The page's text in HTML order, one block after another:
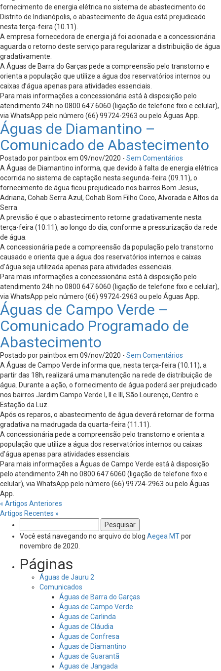
fornecimento de energia elétrica no sistema de abastecimento do
Distrito de Indianópolis, o abastecimento de água está prejudicado
nesta terça-feira (10.11).
A empresa fornecedora de energia já foi acionada e a concessionária
aguarda o retorno deste serviço para regularizar a distribuição de água
gradativamente.
A Águas de Barra do Garças pede a compreensão pelo transtorno e
orienta a população que utilize a água dos reservatórios internos ou
caixas d’água apenas para atividades essenciais.
Para mais informações a concessionária está à disposição pelo
atendimento 24h no 0800 647 6060 (ligação de telefone fixo e celular),
via WhatsApp pelo número (66) 99724-2963 ou pelo Águas App.
Águas de Diamantino –
Comunicado de Abastecimento
Postado por paintbox em 09/nov/2020 - Sem Comentários
A Águas de Diamantino informa, que devido à falta de energia elétrica
ocorrida no sistema de captação nesta segunda-feira (09.11), o
fornecimento de água ficou prejudicado nos bairros Bom Jesus,
Adriana, Cohab Serra Azul, Cohab Bom Filho Coco, Alvorada e Altos da
Serra.
A previsão é que o abastecimento retorne gradativamente nesta
terça-feira (10.11), ao longo do dia, conforme a pressurização da rede
de água.
A concessionária pede a compreensão da população pelo transtorno
causado e orienta que a água dos reservatórios internos e caixas
d’água seja utilizada apenas para atividades essenciais.
Para mais informações a concessionária está à disposição pelo
atendimento 24h no 0800 647 6060 (ligação de telefone fixo e celular),
via WhatsApp pelo número (66) 99724-2963 ou pelo Águas App.
Águas de Campo Verde –
Comunicado Programado de
Abastecimento
Postado por paintbox em 09/nov/2020 - Sem Comentários
A Águas de Campo Verde informa que, nesta terça-feira (10.11), a
partir das 18h, realizará uma manutenção na rede de distribuição de
água. Durante a ação, o fornecimento de água poderá ser prejudicado
nos bairros Jardim Campo Verde I, II e III, São Lourenço, Centro e
Estação da Luz.
Após os reparos, o abastecimento de água deverá retornar de forma
gradativa na madrugada da quarta-feira (11.11).
A concessionária pede a compreensão pelo transtorno e orienta a
população que utilize a água dos reservatórios internos ou caixas
d’água apenas para atividades essenciais.
Para mais informações a Águas de Campo Verde está à disposição
pelo atendimento 24h no 0800 647 6060 (ligação de telefone fixo e
celular), via WhatsApp pelo número (66) 99724-2963 ou pelo Águas
App.
« Artigos Anteriores
Artigos Recentes »
por:
Você está navegando no arquivo do blog Aegea MTpor
novembro de 2020.
Páginas
Águas de Jauru 2
Comunicados
Águas de Barra do Garças
Águas de Campo Verde
Águas de Carlinda
Águas de Cláudia
Águas de Confresa
Águas de Diamantino
Águas de Guarantã
Águas de Jangada